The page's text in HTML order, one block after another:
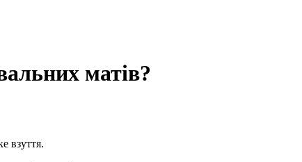
матів?
взуття.